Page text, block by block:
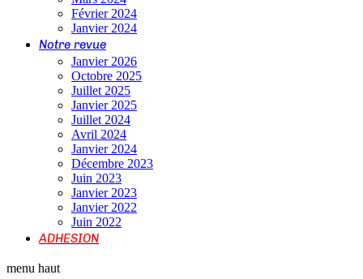
Février 2024
Janvier 2024
Notre revue
Janvier 2026
Octobre 2025
Juillet 2025
Janvier 2025
Juillet 2024
Avril 2024
Janvier 2024
Décembre 2023
Juin 2023
Janvier 2023
Janvier 2022
Juin 2022
ADHESION
menu haut